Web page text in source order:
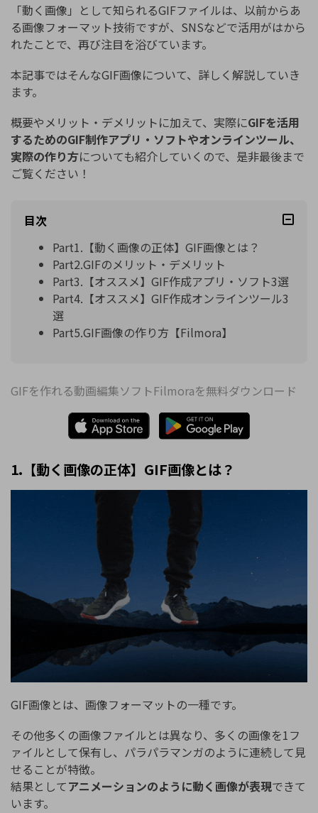
「動く画像」として知られるGIFファイルは、以前からあ
る画像フォーマット技術ですが、SNSなどで活用がはから
れたことで、再び注目を浴びています。
本記事ではそんなGIF画像について、詳しく解説していき
ます。
概要やメリット・デメリットに加えて、実際にGIFを活用
するためのGIF制作アプリ・ソフトやオンラインツール、
実際の作り方についても紹介していくので、是非最後まで
ご覧ください！
目次
Part1.【動く画像の正体】GIF画像とは？
Part2.GIFのメリット・デメリット
Part3.【オススメ】GIF作成アプリ・ソフト3選
Part4.【オススメ】GIF作成オンラインツール3
選
Part5.GIF画像の作り方【Filmora】
GIFを作れる動画編集ソフトFilmoraを無料ダウンロード
1.【動く画像の正体】GIF画像とは？
GIF画像とは、画像フォーマットの一種です。
その他多くの画像ファイルとは異なり、多くの画像を1フ
ァイルとして保有し、パラパラマンガのように連続して見
せることが特徴。
結果としてアニメーションのように動く画像が表現できて
います。